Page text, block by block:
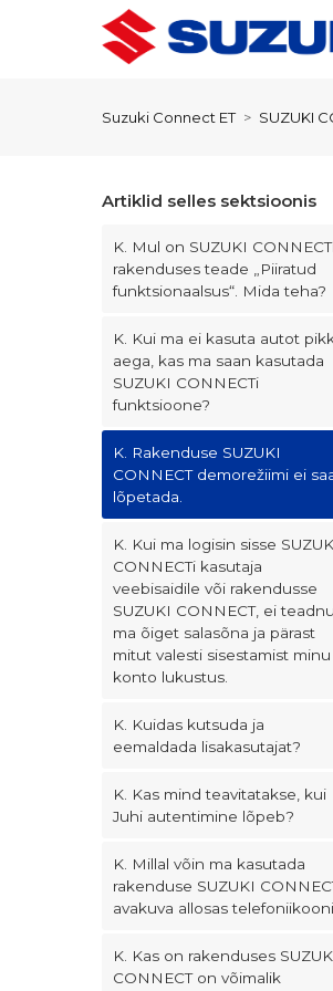
Suzuki Connect ET SUZUKI
Artiklid selles sektsioonis
K. Mul on SUZUKI
rakenduses teade „Piiratud
funktsionaalsus“. Mida teha?
K. Kui ma ei kasuta autot
aega, kas ma saan kasutada
SUZUKI CONNECTi
funktsioone?
K. Rakenduse SUZUKI
CONNECT demorežiimi ei
lõpetada.
K. Kui ma logisin sisse
CONNECTi kasutaja
veebisaidile või rakendusse
SUZUKI CONNECT, ei
ma õiget salasõna ja pärast
mitut valesti sisestamist minu
konto lukustus.
K. Kuidas kutsuda ja
eemaldada lisakasutajat?
K. Kas mind teavitatakse, kui
Juhi autentimine lõpeb?
K. Millal võin ma kasutada
rakenduse SUZUKI
avakuva allosas
K. Kas on rakenduses
CONNECT on võimalik